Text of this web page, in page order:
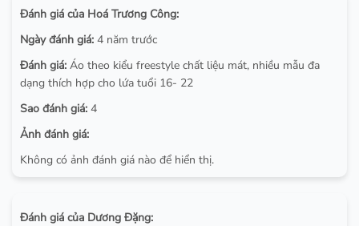
Đánh giá của Hoá Trương Công:
Ngày đánh giá: 4 năm trước
Đánh giá: Áo theo kiểu freestyle chất liệu mát, nhiều mẫu đa
dạng thích hợp cho lứa tuổi 16- 22
Sao đánh giá: 4
Ảnh đánh giá:
Không có ảnh đánh giá nào để hiển thị.
Đánh giá của Dương Đặng: